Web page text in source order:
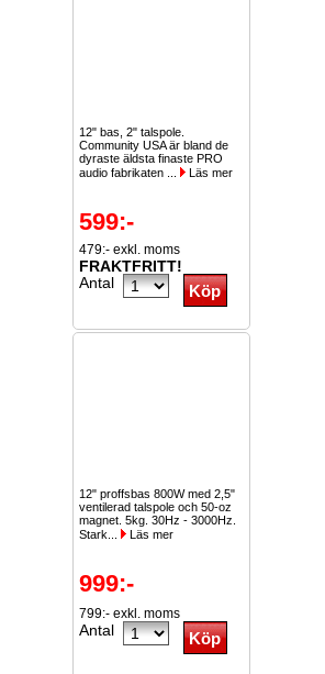
12" bas, 2" talspole.
Community USA är bland de
dyraste äldsta finaste PRO
audio fabrikaten ...
Läs mer
599:-
479:- exkl. moms
FRAKTFRITT!
Antal
12" proffsbas 800W med 2,5"
ventilerad talspole och 50-oz
magnet. 5kg. 30Hz - 3000Hz.
Stark...
Läs mer
999:-
799:- exkl. moms
Antal